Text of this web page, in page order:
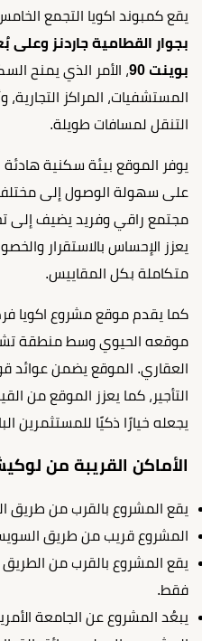
يقع كمبوند اكويا التجمع
بجوار القطامية جاردنز
بوينت 90
، الأمر الذي يمنح
المستشفيات، المراكز التجارية،
التنقل لمسافات طويلة.
يوفر الموقع بيئة سكنية
على سهولة الوصول إلى
مجتمع راقي وفريد يضيف إلى
يعزز الإحساس بالاستقرار
متكاملة بكل المقاييس.
كما يقدم موقع مشروع اكويا
موقعه الحيوي وسط منطقة
العقاري. الموقع يضمن عوائد
التأجير، كما يعزز الموقع من
يجعله خيارًا ذكيًا للمستثمرين
الأماكن القريبة من
يقع المشروع بالقرب من طريق
المشروع قريب من طريق
فقط.
يبعُد المشروع عن الجامعة